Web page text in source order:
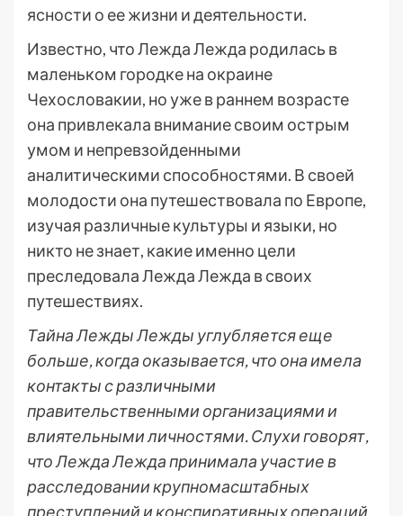
ясности о ее жизни и деятельности.
Известно, что Лежда Лежда родилась в
маленьком городке на окраине
Чехословакии, но уже в раннем возрасте
она привлекала внимание своим острым
умом и непревзойденными
аналитическими способностями. В своей
молодости она путешествовала по Европе,
изучая различные культуры и языки, но
никто не знает, какие именно цели
преследовала Лежда Лежда в своих
путешествиях.
Тайна Лежды Лежды углубляется еще
больше, когда оказывается, что она имела
контакты с различными
правительственными организациями и
влиятельными личностями. Слухи говорят,
что Лежда Лежда принимала участие в
расследовании крупномасштабных
преступлений и конспиративных операций,